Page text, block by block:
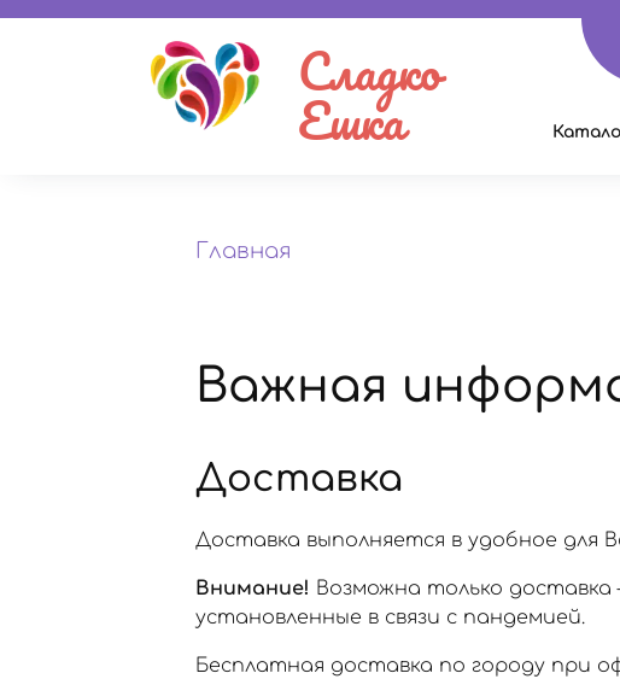
Сладко
Ешка
Главная
Важная
Доставка
Доставка выполняется в удобное для
Внимание! Возможна только
установленные в связи с пандемией.
Бесплатная доставка по городу при